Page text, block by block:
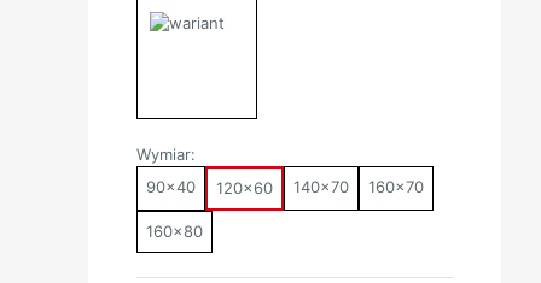
Wymiar:
90x40
120x60 140x70 160x70
160x80